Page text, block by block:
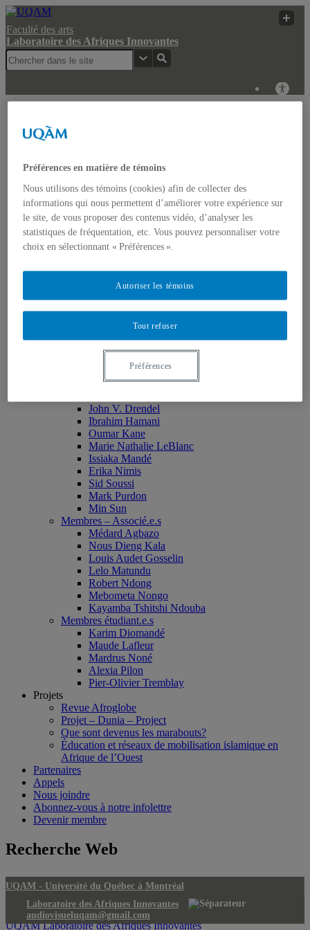
Faculté des arts
Laboratoire des Afriques Innovantes
Actualités
Colloque: REGARDS COMPARATISTES SUR LES
IMAGINAIRES NON-DOMINANTS EN AFRIQUE ET
DANS LES AMÉRIQUES
Accueil
Bulletin Bandung Spirit
Qui sommes-nous ?
Membres de l’UQÀM
Monia Abdallah
Jean-Jacques Bogui
Bonnie Campbell
John V. Drendel
Ibrahim Hamani
Oumar Kane
Marie Nathalie LeBlanc
Issiaka Mandé
Erika Nimis
Sid Soussi
Mark Purdon
Min Sun
Membres – Associé.e.s
Médard Agbazo
Nous Dieng Kala
Louis Audet Gosselin
Lelo Matundu
Robert Ndong
Mebometa Nongo
Kayamba Tshitshi Ndouba
Membres étudiant.e.s
Karim Diomandé
Maude Lafleur
Mardrus Noné
Alexia Pilon
Pier-Olivier Tremblay
Projets
Revue Afroglobe
Projet – Dunia – Project
Que sont devenus les marabouts?
Éducation et réseaux de mobilisation islamique en
Afrique de l’Ouest
Partenaires
Appels
Nous joindre
Abonnez-vous à notre infolettre
Devenir membre
Recherche Web
UQAM - Université du Québec à Montréal
Laboratoire des Afriques Innovantes
audiovisueluqam@gmail.com
UQAM Laboratoire des Afriques Innovantes
Préférences en matière de témoins
Nous utilisons des témoins (cookies) afin de collecter des
informations qui nous permettent d’améliorer votre expérience sur
le site, de vous proposer des contenus vidéo, d’analyser les
statistiques de fréquentation, etc. Vous pouvez personnaliser votre
choix en sélectionnant « Préférences ».
Tout refuser
Autoriser les témoins
Préférences